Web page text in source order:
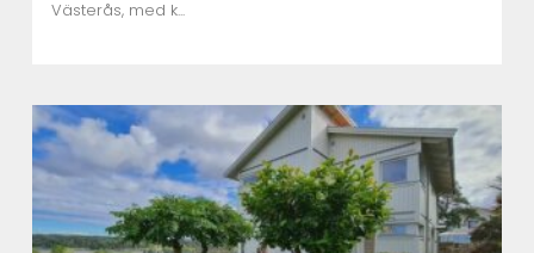
Västerås, med k...